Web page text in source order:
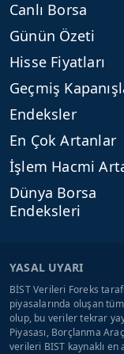
Canlı Borsa
Günün Özeti
Hisse Fiyatları
Geçmiş
Endeksler
En Çok Artanlar
İşlem Hacmi
Dünya Borsa
Endeksleri
YASAL UYARI
BİST Verileri Foreks
piyasalarında oluşan
olup, bu veriler tekrar
Piyasası, Borçlanma
verileri BIST kaynaklı